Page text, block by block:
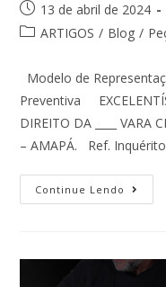
13 de abril de 2024
ARTIGOS / Blog /
Modelo de
Preventiva
DIREITO DA ____ VARA
– AMAPÁ. Ref.
Continue Lendo